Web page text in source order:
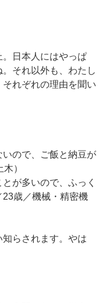
日本人にはやっぱ
それ以外も、わたし
れぞれの理由を聞い
いので、ご飯と納豆が
）
が多いので、ふっく
歳／機械・精密機
らされます。やは